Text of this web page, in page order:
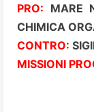
PRO: MARE
CHIMICA
CONTRO:
MISSIONI